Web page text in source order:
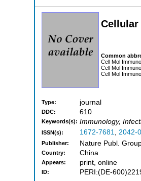
Common
Cell Mol
Cell Mol
Cell Mol
Type: journal
DDC: 610
Keywords(s): Immunology,
ISSN(s): 1672-7681, 2042-
Publisher: Nature Publ.
Country: China
Appears: print, online
ID: PERI:(DE-